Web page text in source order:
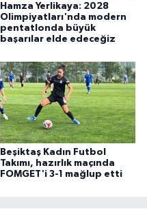
Hamza Yerlikaya: 2028
Olimpiyatları'nda modern
pentatlonda büyük
başarılar elde edeceğiz
Beşiktaş Kadın Futbol
Takımı, hazırlık maçında
FOMGET'i 3-1 mağlup etti